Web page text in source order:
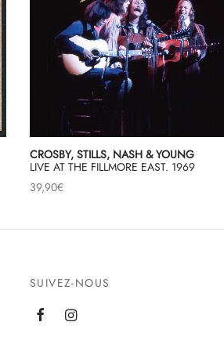
CROSBY, STILLS, NASH & YOUNG
LIVE AT THE FILLMORE EAST. 1969
39,90€
SUIVEZ-NOUS